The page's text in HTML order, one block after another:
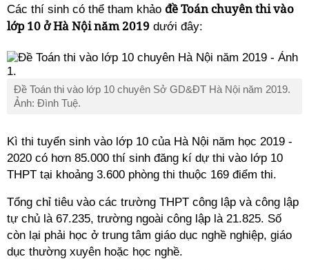
Các thí sinh có thể tham khảo đề Toán chuyên thi vào
lớp 10 ở Hà Nội năm 2019 dưới đây:
Đề Toán thi vào lớp 10 chuyên Sở GD&ĐT Hà Nội năm 2019.
Ảnh: Đình Tuệ.
Kì thi tuyển sinh vào lớp 10 của Hà Nội năm học 2019 -
2020 có hơn 85.000 thí sinh đăng kí dự thi vào lớp 10
THPT tại khoảng 3.600 phòng thi thuộc 169 điểm thi.
Tổng chỉ tiêu vào các trường THPT công lập và công lập
tự chủ là 67.235, trường ngoài công lập là 21.825. Số
còn lại phải học ở trung tâm giáo dục nghề nghiệp, giáo
dục thường xuyên hoặc học nghề.